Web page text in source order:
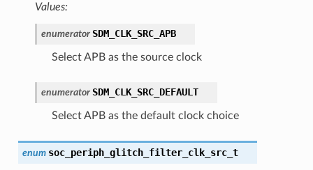
Values:
enumerator SDM_CLK_SRC_APB
Select APB as the source clock
enumerator SDM_CLK_SRC_DEFAULT
Select APB as the default clock choice
enum soc_periph_glitch_filter_clk_src_t